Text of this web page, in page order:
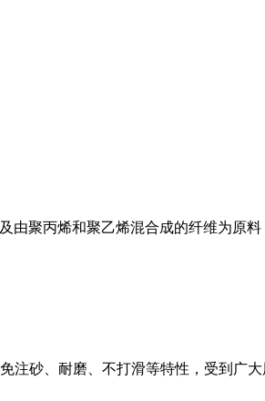
由聚丙烯和聚乙烯混合成的纤维为原
注砂、耐磨、不打滑等特性，受到广